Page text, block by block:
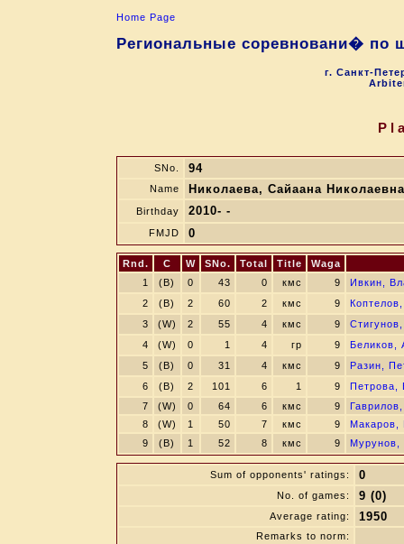
Home Page
Региональные соревновани�
г. Санкт-
SNo. 94
Name Николаева, Сайаана Николаевна
Birthday 2010- -
FMJD 0
Rnd. C W SNo. Total Title
Waga
1
(B) 0 43 0 кмс 9
Ивкин,
2
(B) 2 60 2 кмс 9
3
(W) 2 55 4 кмс 9
4
(W) 0 1 4 гр 9
Беликов,
5
(B) 0 31 4 кмс 9
Разин,
6
(B) 2 101 6 1 9
Петрова,
7
(W) 0 64 6 кмс 9
8
(W) 1 50 7 кмс 9
Макаров,
9
(B) 1 52 8 кмс 9 Мурунов,
Sum of opponents' ratings: 0
No. of games: 9 (0)
Average rating: 1950
Remarks to norm: